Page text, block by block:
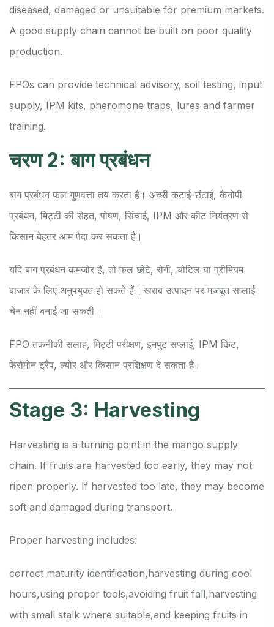
diseased, damaged or unsuitable for premium markets.
A good supply chain cannot be built on poor quality
production.
FPOs can provide technical advisory, soil testing, input
supply, IPM kits, pheromone traps, lures and farmer
training.
चरण 2: बाग प्रबंधन
बाग प्रबंधन फल गुणवत्ता तय करता है। अच्छी कटाई-छंटाई, कैनोपी
प्रबंधन, मिट्टी की सेहत, पोषण, सिंचाई, IPM और कीट नियंत्रण से
किसान बेहतर आम पैदा कर सकता है।
यदि बाग प्रबंधन कमजोर है, तो फल छोटे, रोगी, चोटिल या प्रीमियम
बाजार के लिए अनुपयुक्त हो सकते हैं। खराब उत्पादन पर मजबूत सप्लाई
चेन नहीं बनाई जा सकती।
FPO तकनीकी सलाह, मिट्टी परीक्षण, इनपुट सप्लाई, IPM किट,
फेरोमोन ट्रैप, ल्योर और किसान प्रशिक्षण दे सकता है।
Stage 3: Harvesting
Harvesting is a turning point in the mango supply
chain. If fruits are harvested too early, they may not
ripen properly. If harvested too late, they may become
soft and damaged during transport.
Proper harvesting includes:
correct maturity identification,harvesting during cool
hours,using proper tools,avoiding fruit fall,harvesting
with small stalk where suitable,and keeping fruits in